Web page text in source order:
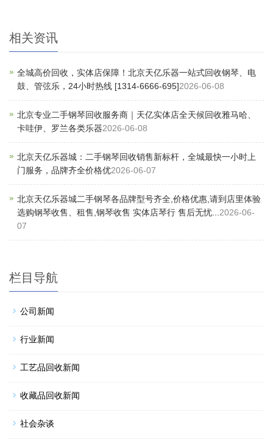
相关资讯
全城高价回收，实体店保障！北京天亿乐器一站式回收钢琴、电
鼓、管弦乐，24小时热线 [1314-6666-695]2026-06-08
北京专业二手钢琴回收服务商｜天亿实体店全天候回收雅马哈、
卡哇伊、罗兰各类乐器2026-06-08
北京天亿乐器城：二手钢琴回收销售新标杆，全城最快一小时上
门服务，品牌齐全价格优2026-06-07
北京天亿乐器城二手钢琴各品牌型号齐全,价格优惠,请到店里体验
选购钢琴收售、租售,钢琴收售 实体店琴行 售后无忧... 2026-06-
07
栏目导航
公司新闻
行业新闻
工艺品回收新闻
收藏品回收新闻
社会杂谈